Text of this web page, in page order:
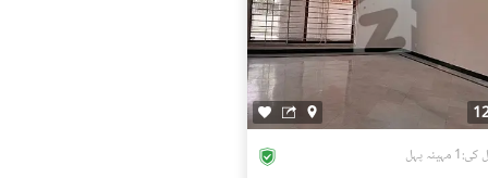
کے لیے ذمہ دار نہیں ہے۔ تمام صارفین اپنے اشتہارات
خود ذمہ دار ہیں۔ کسی بھی معاہدے کو حتمی شکل دینے سے پہلے
اسٹیٹ ماہرین سے مشورہ حاصل کریں۔
پہل